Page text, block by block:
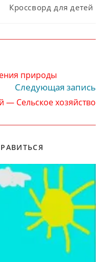
Рубрика
записи:
Кроссворд для детей
природы
Следующая запись
— Сельское хозяйство